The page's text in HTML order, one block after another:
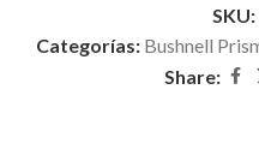
SKU:
Categorías: Bushnell
Share: